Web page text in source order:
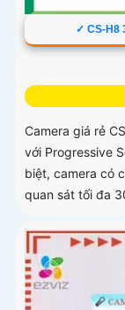
✓ CS-H8
Camera giá rẻ
với Progressive
biệt, camera có
quan sát tối đa